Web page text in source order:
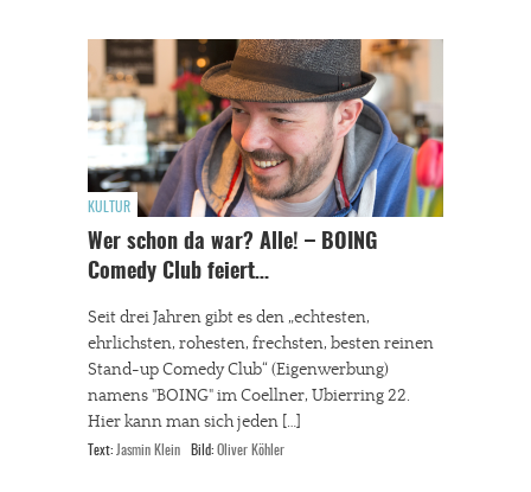
KULTUR
Wer schon da war? Alle! – BOING
Comedy Club feiert…
Seit drei Jahren gibt es den „echtesten,
ehrlichsten, rohesten, frechsten, besten reinen
Stand-up Comedy Club“ (Eigenwerbung)
namens "BOING" im Coellner, Ubierring 22.
Hier kann man sich jeden […]
Text: Jasmin Klein Bild: Oliver Köhler